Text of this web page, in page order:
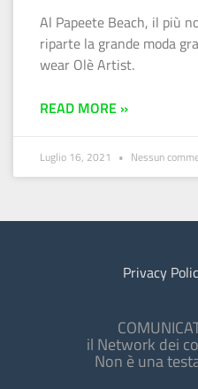
Al Papeete Beach, il più
riparte la grande moda
wear Olè Artist.
READ MORE »
Luglio 16, 2021 Nessun
Privacy
il Network dei
Non è una